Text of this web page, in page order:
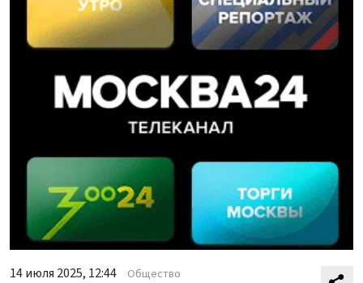
14 июля 2025, 12:44 Общество